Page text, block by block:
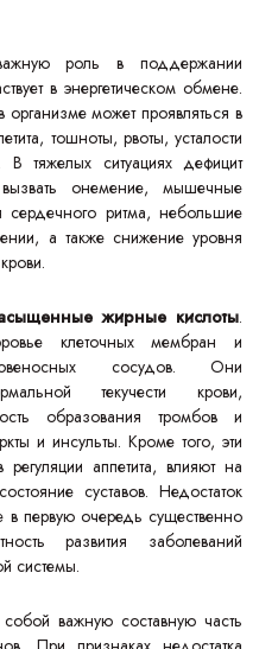
роль в поддержании
в энергетическом обмене.
организме может проявляться в
тошноты, рвоты, усталости
тяжелых ситуациях дефицит
онемение, мышечные
ритма, небольшие
а также снижение уровня
жирные кислоты.
клеточных мембран и
сосудов. Они
текучести крови,
образования тромбов и
и инсульты. Кроме того, эти
регуляции аппетита, влияют на
суставов. Недостаток
в первую очередь существенно
развития заболеваний
системы.
собой важную составную часть